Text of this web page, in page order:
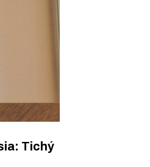
Tichý